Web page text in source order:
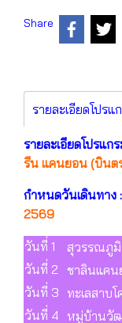
Share
รายละเอียดโปรแ
รายละเอียดโปรแก
รีน แคนยอน (บินต
กำหนดวันเดินทาง :
2569
วันที่ 1
สุวรรณภูมิ
วันที่ 2
ชาลินแคน
วันที่ 3 ทะเลสาบ
วันที่ 4 หมู่บ้านวัฒ